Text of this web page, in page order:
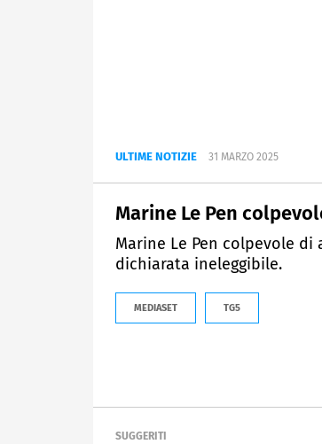
ULTIME NOTIZIE 31 MARZO 2025
Marine Le Pen
Marine Le Pen colpevole
dichiarata ineleggibile.
MEDIASET TG5
SUGGERITI